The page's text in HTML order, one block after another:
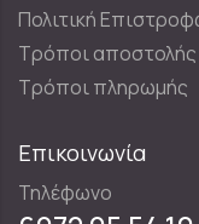
Πολιτική
Τρόποι αποστολής
Τρόποι πληρωμής
Επικοινωνία
Τηλέφωνο